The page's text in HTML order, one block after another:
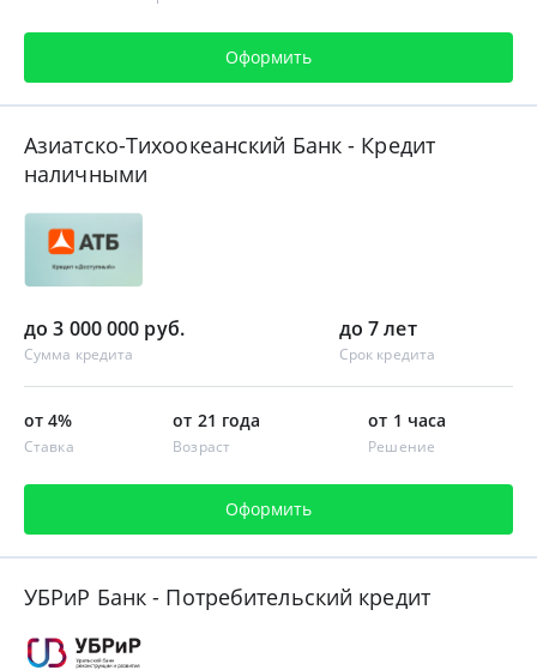
Оформить
Азиатско-Тихоокеанский Банк - Кредит
наличными
до 3 000 000 руб.
Сумма кредита
до 7 лет
Срок кредита
от 4%
Ставка
от 21 года
Возраст
от 1 часа
Решение
Оформить
УБРиР Банк - Потребительский кредит